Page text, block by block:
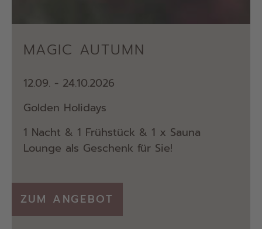
MAGIC AUTUMN
12.09. - 24.10.2026
Golden Holidays
1 Nacht & 1 Frühstück & 1 x Sauna
Lounge als Geschenk für Sie!
ZUM ANGEBOT